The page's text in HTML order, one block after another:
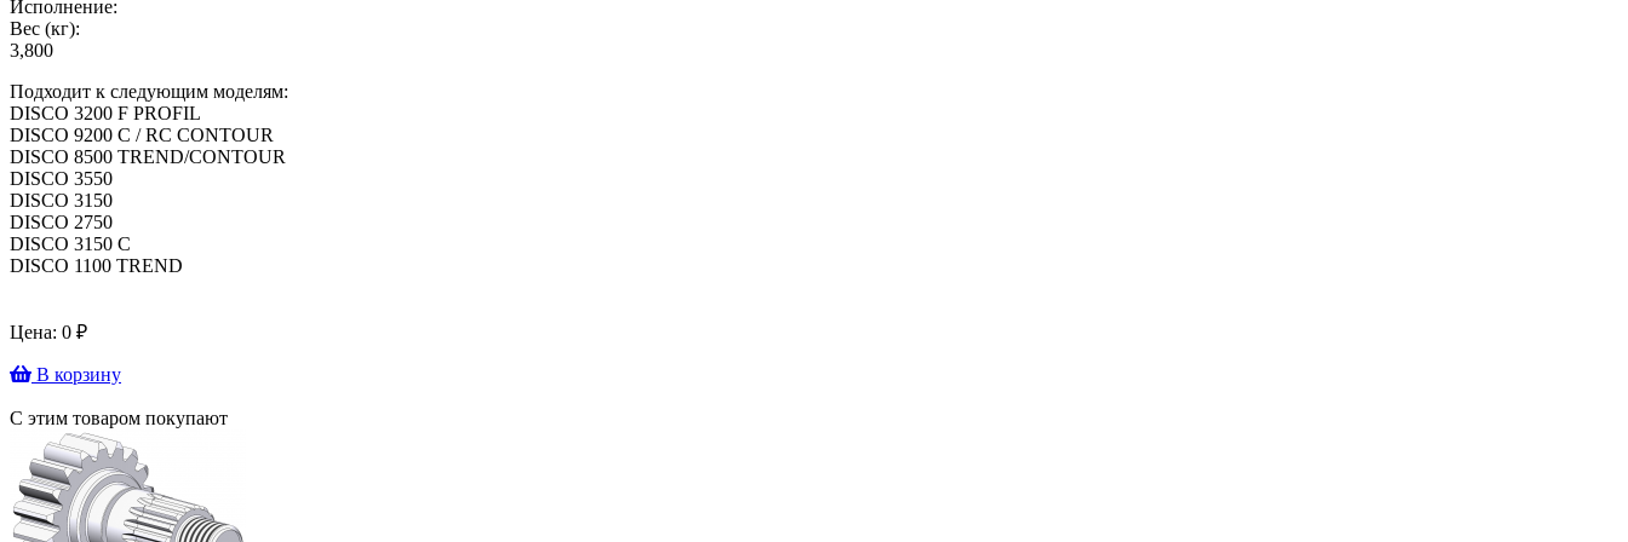
Исполнение:
Вес (кг):
3,800
Подходит к следующим моделям:
DISCO 3200 F PROFIL
DISCO 9200 C / RC CONTOUR
DISCO 8500 TREND/CONTOUR
DISCO 3550
DISCO 3150
DISCO 2750
DISCO 3150 C
DISCO 1100 TREND
Цена: 0 ₽
В корзину
С этим товаром покупают